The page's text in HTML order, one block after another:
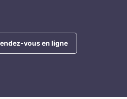
vous en ligne